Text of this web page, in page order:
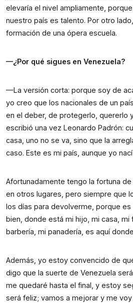
elevaría el nivel ampliamente,
nuestro país es talento. Por otro
formación de una ópera escuela.
—¿Por qué sigues en Venezuela?
—La versión corta: porque soy de
yo creo que los nacionales de un
en el deber, de protegerlo, quererlo
escribió una vez Leonardo Padrón:
casa, uno no se va, sino que la
caso. Este es mi país, aunque yo
Afortunadamente tengo la fortuna
en otros lugares, pero siempre que
los días para devolverme, porque
bien, donde está mi hijo, mi casa, mi
barbería, mi panadería, es aquí
Además, yo estoy convencido de
digo que la suerte de Venezuela
me quedaré hasta el final, y estoy
será feliz; vamos a mejorar y me